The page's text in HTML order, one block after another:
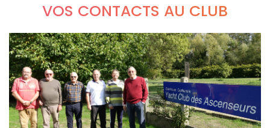
VOS CONTACTS AU CLUB